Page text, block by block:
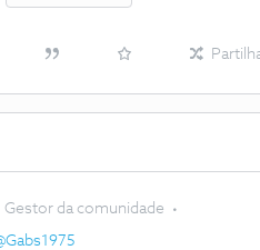
Gestor da comunidade